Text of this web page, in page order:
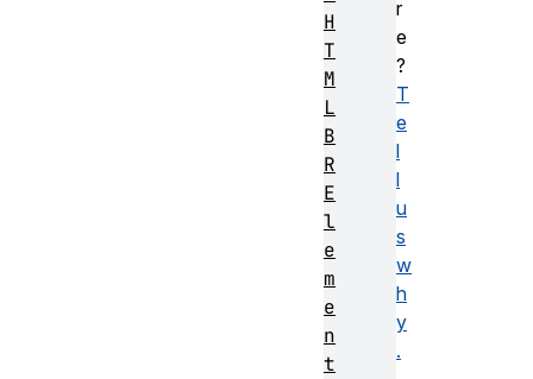
r
e
?
T
e
l
l
u
s
w
h
y
.
H
T
M
L
B
R
E
l
e
m
e
n
t